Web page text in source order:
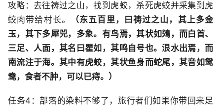
攻略：去往祷过之山，找到虎蛟，杀死虎蛟并采集到虎
蛟肉带给村长。
（东五百里，曰祷过之山，其上多金
玉，其下多犀兕，多象。有鸟焉，其状如鵁，而白首、
三足、人面，其名曰瞿如，其鸣自号也。泿水出焉，而
南流注于海。其中有虎蛟，其状鱼身而蛇尾，其音如鸳
鸯，食者不肿，可以已痔。）
任务4：部落的染料不够了，旅行者们如果你带回来足